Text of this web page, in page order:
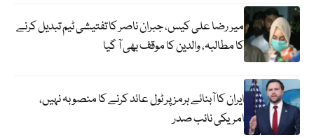
میر رضا علی کیس، جبران ناصر کا تفتیشی ٹیم تبدیل کرنے
کا مطالبہ، والدین کا موقف بھی آ گیا
ایران کا آبنائے ہرمز پر ٹول عائد کرنے کا منصوبہ نہیں،
امریکی نائب صدر